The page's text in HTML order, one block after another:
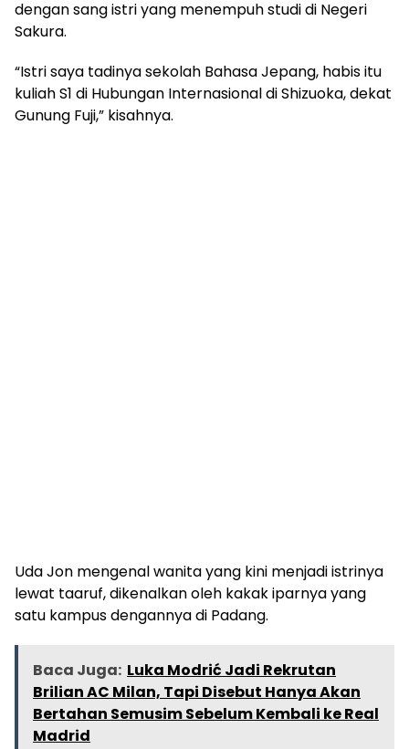
dengan sang istri yang menempuh studi di Negeri
Sakura.
“Istri saya tadinya sekolah Bahasa Jepang, habis itu
kuliah S1 di Hubungan Internasional di Shizuoka, dekat
Gunung Fuji,” kisahnya.
Uda Jon mengenal wanita yang kini menjadi istrinya
lewat taaruf, dikenalkan oleh kakak iparnya yang
satu kampus dengannya di Padang.
Baca Juga: Luka Modrić Jadi Rekrutan
Brilian AC Milan, Tapi Disebut Hanya Akan
Bertahan Semusim Sebelum Kembali ke Real
Madrid